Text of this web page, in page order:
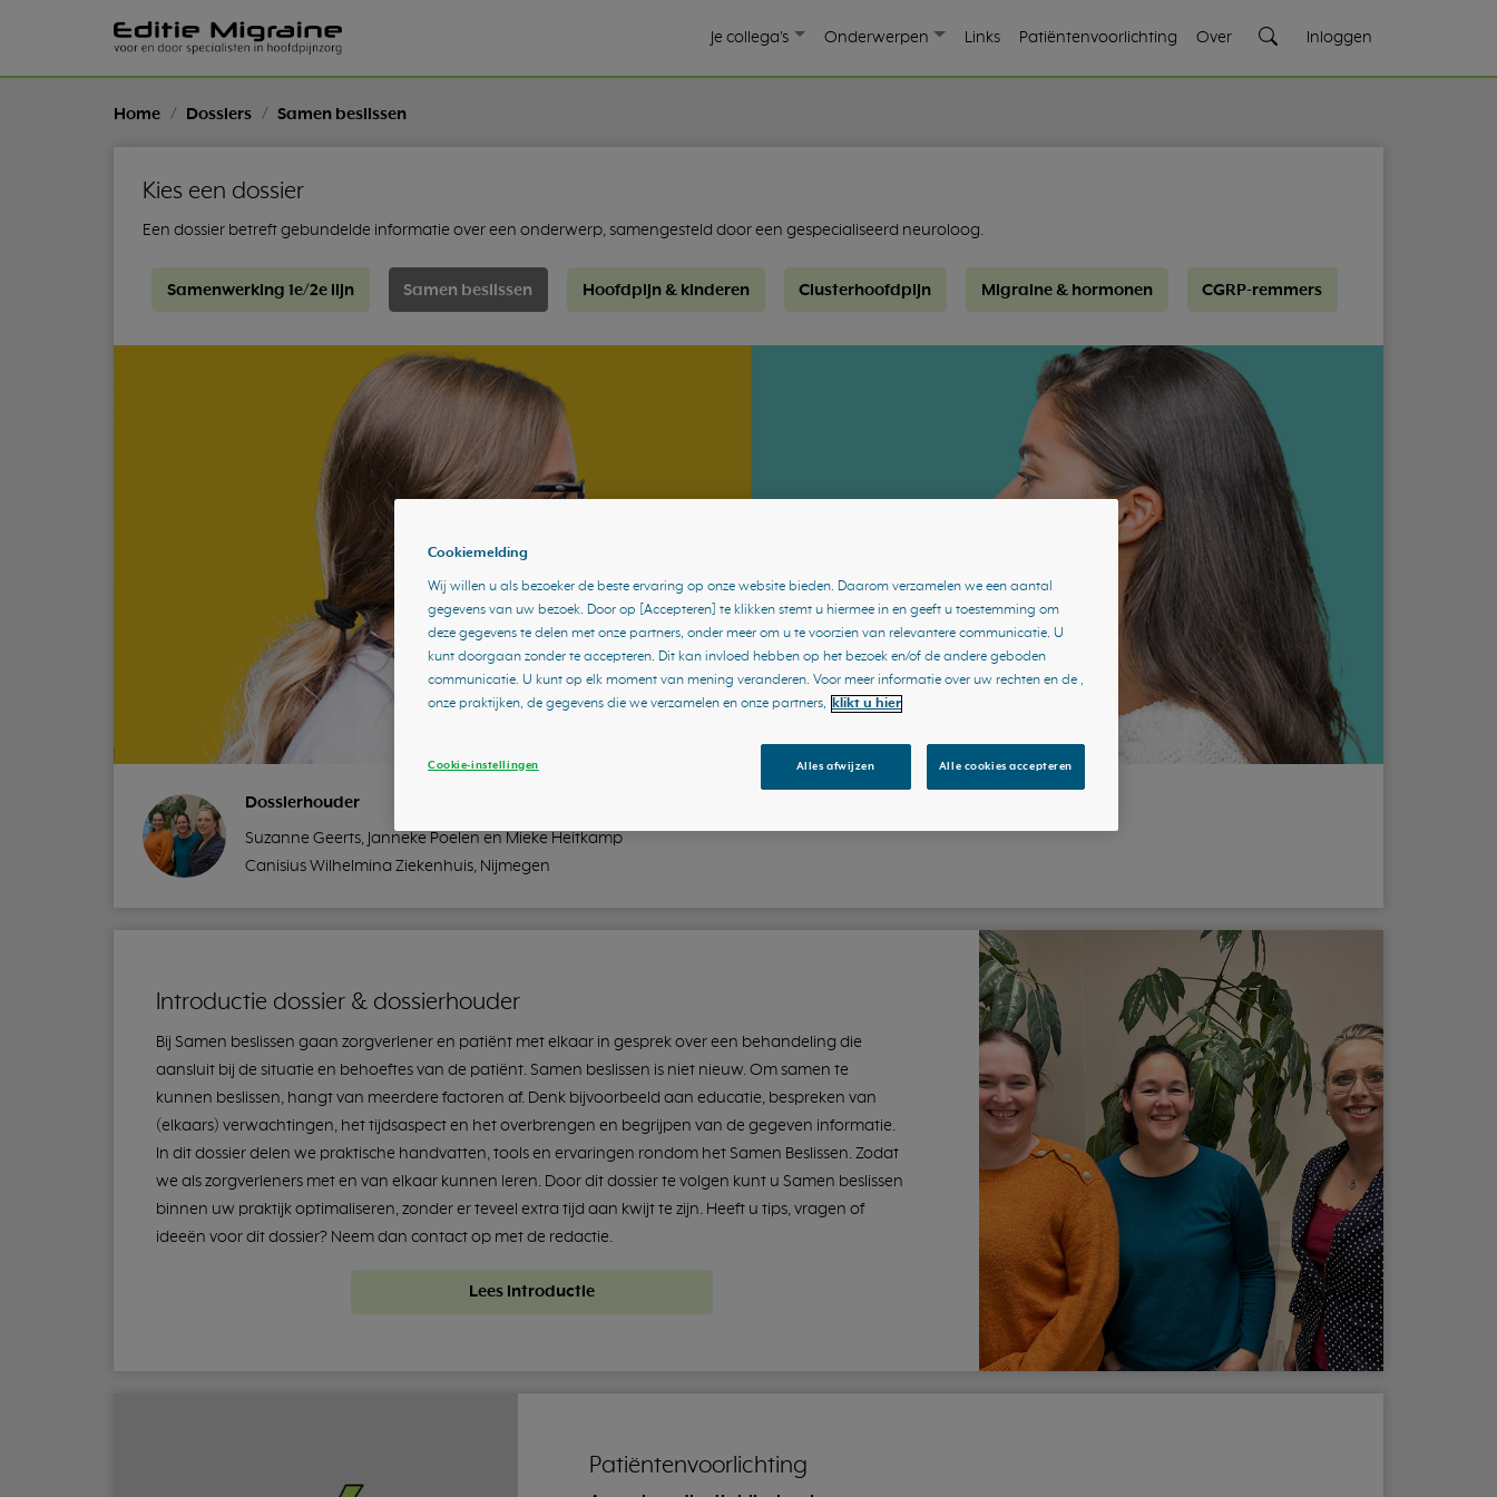
Je collega's Onderwerpen Links Patiëntenvoorlichting Over Inloggen
Home Dossiers Samen beslissen
Kies een dossier
Een dossier betreft gebundelde informatie over een onderwerp, samengesteld door een gespecialiseerd neuroloog.
Samenwerking 1e/2e lijn Samen beslissen Hoofdpijn & kinderen Clusterhoofdpijn Migraine & hormonen CGRP-remmers
Dossierhouder
Suzanne Geerts, Janneke Poelen en Mieke Heitkamp
Canisius Wilhelmina Ziekenhuis, Nijmegen
Introductie dossier & dossierhouder
Bij Samen beslissen gaan zorgverlener en patiënt met elkaar in gesprek over een behandeling die
aansluit bij de situatie en behoeftes van de patiënt. Samen beslissen is niet nieuw. Om samen te
kunnen beslissen, hangt van meerdere factoren af. Denk bijvoorbeeld aan educatie, bespreken van
(elkaars) verwachtingen, het tijdsaspect en het overbrengen en begrijpen van de gegeven informatie.
In dit dossier delen we praktische handvatten, tools en ervaringen rondom het Samen Beslissen. Zodat
we als zorgverleners met en van elkaar kunnen leren. Door dit dossier te volgen kunt u Samen beslissen
binnen uw praktijk optimaliseren, zonder er teveel extra tijd aan kwijt te zijn. Heeft u tips, vragen of
ideeën voor dit dossier? Neem dan contact op met de redactie.
Lees introductie
Patiëntenvoorlichting
Cookiemelding
Wij willen u als bezoeker de beste ervaring op onze website bieden. Daarom verzamelen we een aantal
gegevens van uw bezoek. Door op [Accepteren] te klikken stemt u hiermee in en geeft u toestemming om
deze gegevens te delen met onze partners, onder meer om u te voorzien van relevantere communicatie. U
kunt doorgaan zonder te accepteren. Dit kan invloed hebben op het bezoek en/of de andere geboden
communicatie. U kunt op elk moment van mening veranderen. Voor meer informatie over uw rechten en de ,
onze praktijken, de gegevens die we verzamelen en onze partners, klikt u hier
Alles afwijzen Alle cookies accepteren
Cookie-instellingen